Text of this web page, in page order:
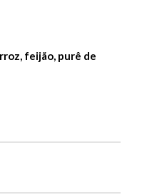
feijão, purê de